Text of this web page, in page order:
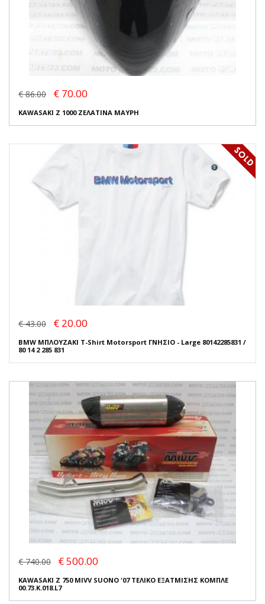
€ 86.00 € 70.00
KAWASAKI Z 1000 ΖΕΛΑΤΙΝΑ ΜΑΥΡΗ
€ 43.00 € 20.00
BMW ΜΠΛΟΥΖΑΚΙ T-Shirt Motorsport ΓΝΗΣΙΟ - Large 80142285831 /
80 14 2 285 831
€ 740.00 € 500.00
KAWASAKI Z 750 MIVV SUONO '07 ΤΕΛΙΚΟ ΕΞΑΤΜΙΣΗΣ ΚΟΜΠΛΕ
00.73.K.018.L7